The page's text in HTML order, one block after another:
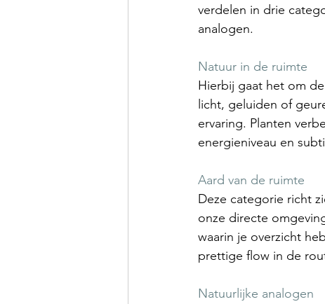
verdelen in drie
analogen.
Natuur in de ruimte
Hierbij gaat het om
licht, geluiden of
ervaring. Planten
energieniveau en
Aard van de ruimte
Deze categorie richt
onze directe
waarin je overzicht
prettige flow in de
Natuurlijke analogen